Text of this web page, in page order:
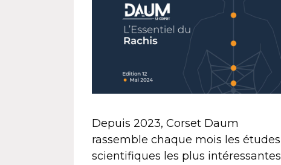
Depuis 2023, Corset Daum
rassemble chaque mois les études
scientifiques les plus intéressantes